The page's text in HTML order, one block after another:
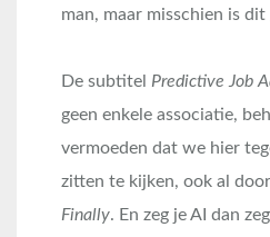
man, maar misschien is
De subtitel Predictive Job
geen enkele associatie,
vermoeden dat we hier
zitten te kijken, ook al
Finally. En zeg je AI dan